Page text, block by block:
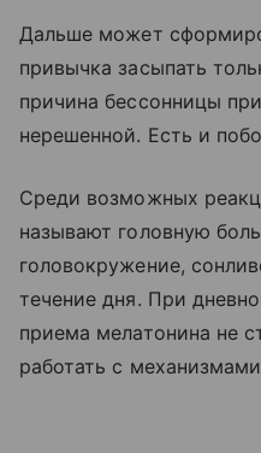
Дальше может
привычка засыпать
причина бессонницы
нерешенной. Есть и
Среди возможных
называют головную
головокружение,
течение дня. При
приема мелатонина не
работать с